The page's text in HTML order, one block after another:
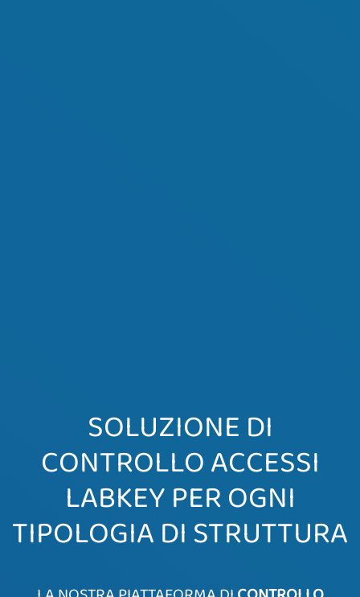
SOLUZIONE DI
CONTROLLO ACCESSI
LABKEY PER OGNI
TIPOLOGIA DI STRUTTURA